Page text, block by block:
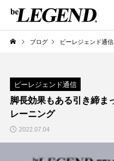
ブログ ビーレジェンド通信
ビーレジェンド通信
脚長効果もある引き締ま
レーニング
2022.07.04